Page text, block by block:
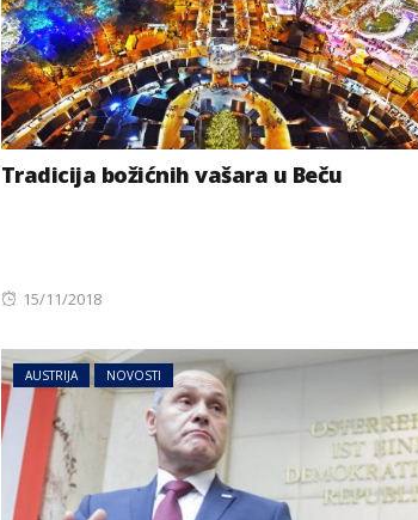
Tradicija božićnih vašara u Beču
Posted
15/11/2018
AUSTRIJA NOVOSTI